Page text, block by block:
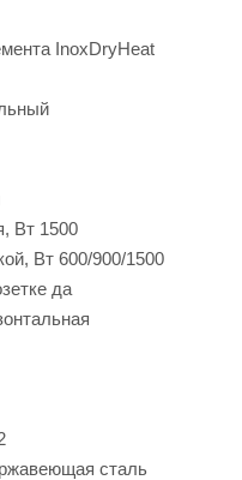
InoxDryHeat
Вт 1500
Вт 600/900/1500
да
сталь